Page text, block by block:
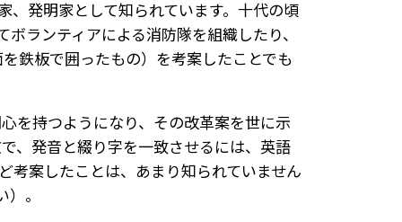
、発明家として知られています。十代の頃
ランティアによる消防隊を組織したり、
鉄板で囲ったもの）を考案したことでも
持つようになり、その改革案を世に示
、発音と綴り字を一致させるには、英語
考案したことは、あまり知られていません
。